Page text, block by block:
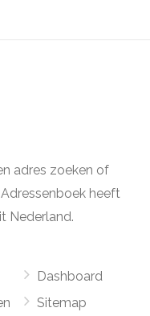
adres zoeken of
heeft
Nederland.
Dashboard
Sitemap